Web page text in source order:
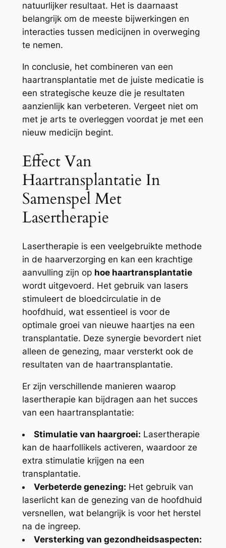
natuurlijker resultaat. Het is daarnaast
belangrijk om de meeste bijwerkingen en
interacties tussen medicijnen in overweging
te nemen.
In conclusie, het combineren van een
haartransplantatie met de juiste medicatie is
een strategische keuze die je resultaten
aanzienlijk kan verbeteren. Vergeet niet om
met je arts te overleggen voordat je met een
nieuw medicijn begint.
Effect Van
Haartransplantatie In
Samenspel Met
Lasertherapie
Lasertherapie is een veelgebruikte methode
in de haarverzorging en kan een krachtige
aanvulling zijn op hoe haartransplantatie
wordt uitgevoerd. Het gebruik van lasers
stimuleert de bloedcirculatie in de
hoofdhuid, wat essentieel is voor de
optimale groei van nieuwe haartjes na een
transplantatie. Deze synergie bevordert niet
alleen de genezing, maar versterkt ook de
resultaten van de haartransplantatie.
Er zijn verschillende manieren waarop
lasertherapie kan bijdragen aan het succes
van een haartransplantatie:
Stimulatie van haargroei: Lasertherapie
kan de haarfollikels activeren, waardoor ze
extra stimulatie krijgen na een
transplantatie.
Verbeterde genezing: Het gebruik van
laserlicht kan de genezing van de hoofdhuid
versnellen, wat belangrijk is voor het herstel
na de ingreep.
Versterking van gezondheidsaspecten: